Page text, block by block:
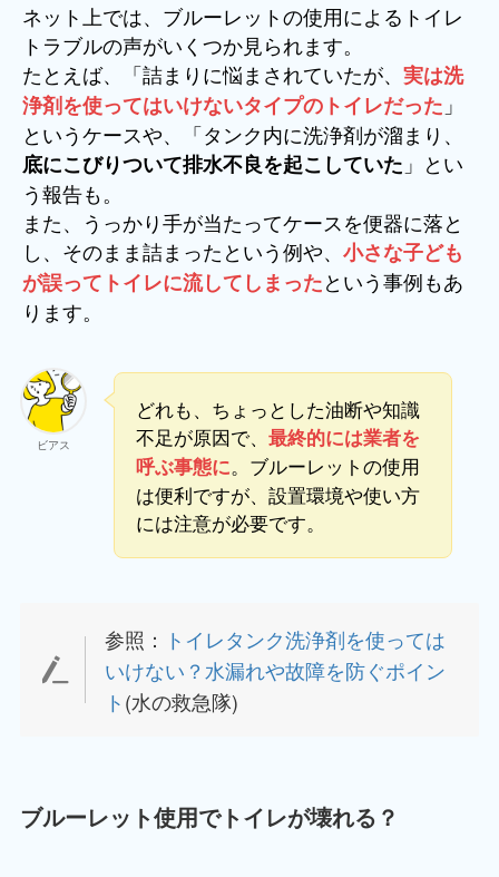
ネット上では、ブルーレットの使用によるトイレ
トラブルの声がいくつか見られます。
たとえば、「詰まりに悩まされていたが、 実は洗
浄剤を使ってはいけないタイプのトイレだった 」
というケースや、「タンク内に洗浄剤が溜まり、
底にこびりついて排水不良を起こしていた 」とい
う報告も。
また、うっかり手が当たってケースを便器に落と
し、そのまま詰まったという例や、 小さな子ども
が誤ってトイレに流してしまったという事例もあ
ります。
ビアス
どれも、ちょっとした油断や知識
不足が原因で、 最終的には業者を
呼ぶ事態に。ブルーレットの使用
は便利ですが、設置環境や使い方
には注意が必要です。
参照： トイレタンク洗浄剤を使っては
いけない？水漏れや故障を防ぐポイン
ト(水の救急隊)
ブルーレット使用でトイレが壊れる？